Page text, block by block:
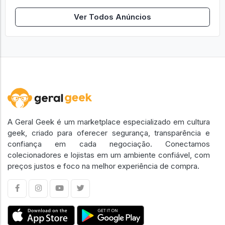
Ver Todos Anúncios
A Geral Geek é um marketplace especializado em cultura
geek, criado para oferecer segurança, transparência e
confiança em cada negociação. Conectamos
colecionadores e lojistas em um ambiente confiável, com
preços justos e foco na melhor experiência de compra.